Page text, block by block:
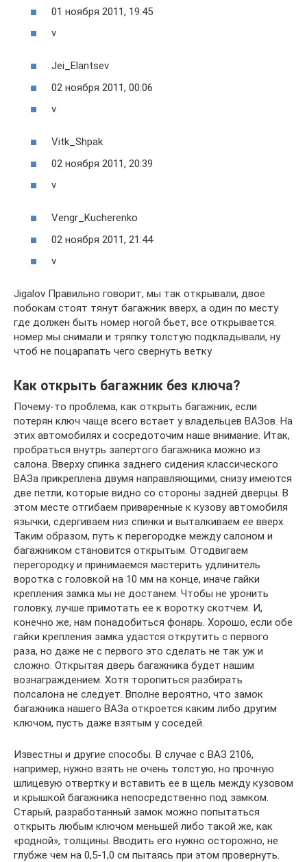
01 ноября 2011, 19:45
v
Jei_Elantsev
02 ноября 2011, 00:06
v
Vitk_Shpak
02 ноября 2011, 20:39
v
Vengr_Kucherenko
02 ноября 2011, 21:44
v
Jigalov Правильно говорит, мы так открывали, двое
побокам стоят тянут багажник вверх, а один по месту
где должен быть номер ногой бьет, все открывается.
номер мы снимали и тряпку толстую подкладывали, ну
чтоб не поцарапать чего свернуть ветку
Как открыть багажник без ключа?
Почему-то проблема, как открыть багажник, если
потерян ключ чаще всего встает у владельцев ВАЗов. На
этих автомобилях и сосредоточим наше внимание. Итак,
пробраться внутрь запертого багажника можно из
салона. Вверху спинка заднего сидения классического
ВАЗа прикреплена двумя направляющими, снизу имеются
две петли, которые видно со стороны задней дверцы. В
этом месте отгибаем приваренные к кузову автомобиля
язычки, сдергиваем низ спинки и выталкиваем ее вверх.
Таким образом, путь к перегородке между салоном и
багажником становится открытым. Отодвигаем
перегородку и принимаемся мастерить удлинитель
воротка с головкой на 10 мм на конце, иначе гайки
крепления замка мы не достанем. Чтобы не уронить
головку, лучше примотать ее к воротку скотчем. И,
конечно же, нам понадобиться фонарь. Хорошо, если обе
гайки крепления замка удастся открутить с первого
раза, но даже не с первого это сделать не так уж и
сложно. Открытая дверь багажника будет нашим
вознаграждением. Хотя торопиться разбирать
полсалона не следует. Вполне вероятно, что замок
багажника нашего ВАЗа откроется каким либо другим
ключом, пусть даже взятым у соседей.
Известны и другие способы. В случае с ВАЗ 2106,
например, нужно взять не очень толстую, но прочную
шлицевую отвертку и вставить ее в щель между кузовом
и крышкой багажника непосредственно под замком.
Старый, разработанный замок можно попытаться
открыть любым ключом меньшей либо такой же, как
«родной», толщины. Вводить его нужно осторожно, не
глубже чем на 0,5-1,0 см пытаясь при этом провернуть.